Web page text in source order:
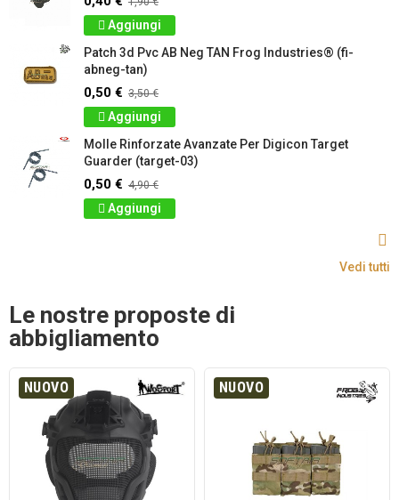
Aggiungi
Patch 3d Pvc AB Neg TAN Frog Industries® (fi-
abneg-tan)
0,50 € 3,50 €
Aggiungi
Molle Rinforzate Avanzate Per Digicon Target
Guarder (target-03)
0,50 € 4,90 €
Aggiungi
Vedi tutti
Le nostre proposte di
abbigliamento
NUOVO NUOVO